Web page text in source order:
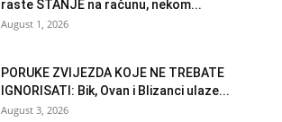
raste STANJE na računu, nekom...
August 1, 2026
PORUKE ZVIJEZDA KOJE NE TREBATE
IGNORISATI: Bik, Ovan i Blizanci ulaze...
August 3, 2026